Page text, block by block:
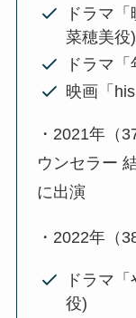
ドラマ
菜穂美役)
ドラマ
映画「
・2021年（
ウンセラー
に出演
・2022年（
ドラマ
役)